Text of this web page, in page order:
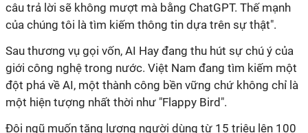
câu trả lời sẽ không mượt mà bằng ChatGPT. Thế mạnh
của chúng tôi là tìm kiếm thông tin dựa trên sự thật".
Sau thương vụ gọi vốn, AI Hay đang thu hút sự chú ý của
giới công nghệ trong nước. Việt Nam đang tìm kiếm một
đột phá về AI, một thành công bền vững chứ không chỉ là
một hiện tượng nhất thời như "Flappy Bird".
Đội ngũ muốn tăng lượng người dùng từ 15 triệu lên 100